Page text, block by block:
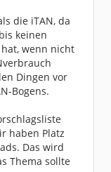
die iTAN, da
keinen
wenn nicht
Dingen vor
Bogens.
haben Platz
Das wird
Thema sollte